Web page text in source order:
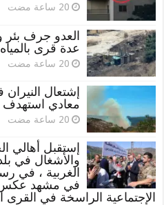
العدو جرف بئر
عدة قرى
إشتعال
معادي استهدف
إستقبل أهالي
والأشغال في
الغربية ، في
في مشهد عكس
الإجتماعية الراسخة في القرى